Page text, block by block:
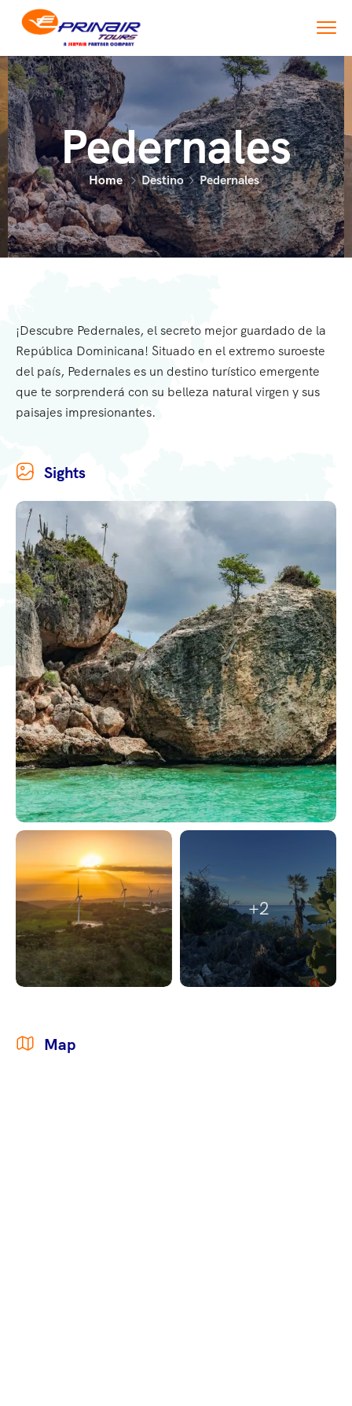
Pedernales
Home Destino Pedernales
¡Descubre Pedernales, el secreto mejor guardado de la
República Dominicana! Situado en el extremo suroeste
del país, Pedernales es un destino turístico emergente
que te sorprenderá con su belleza natural virgen y sus
paisajes impresionantes.
Sights
+2
Map